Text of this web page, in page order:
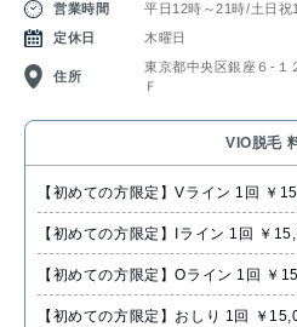
営業時間
平日12時～21時/土日祝
定休日
木曜日
住所
東京都中央区銀座６‐
Ｆ
VIO脱毛
【初めての方限定】Vライン 1回 ￥
【初めての方限定】Iライン 1回 ￥
【初めての方限定】Oライン 1回 ￥
【初めての方限定】おしり 1回 ￥